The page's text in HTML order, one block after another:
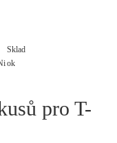
Sklad
ok
pro T-